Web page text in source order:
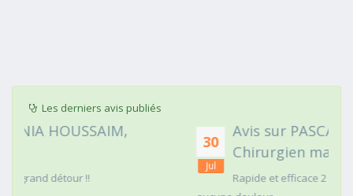
Les derniers avis publiés
30
Avis sur PASCAL DELCAMPE,
Chirurgien maxillo-faciale
Rapide et efficace 2 dents de sagesse extraites